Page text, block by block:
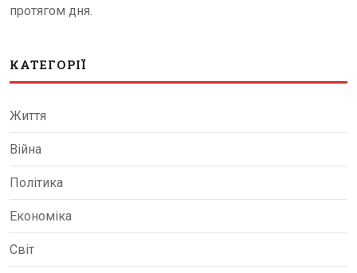
протягом дня.
КАТЕГОРІЇ
Життя
Війна
Політика
Економіка
Світ